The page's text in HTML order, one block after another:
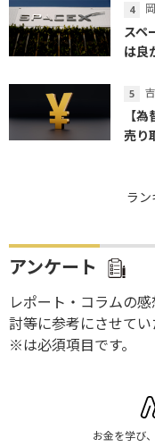
スペ
は良
【
売り
ラン
アンケート
レポート・コラムの
討等に参考にさせてい
※は必須項目です。
お金を学び